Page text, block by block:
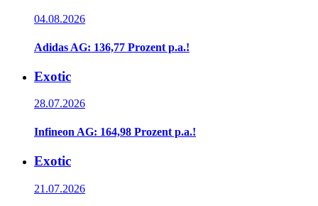
04.08.2026
Adidas AG: 136,77 Prozent p.a.!
Exotic
28.07.2026
Infineon AG: 164,98 Prozent p.a.!
Exotic
21.07.2026